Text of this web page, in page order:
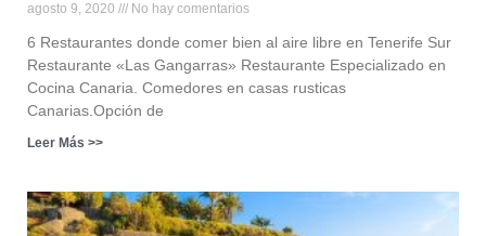
agosto 9, 2020 No hay comentarios
6 Restaurantes donde comer bien al aire libre en Tenerife Sur
Restaurante «Las Gangarras» Restaurante Especializado en
Cocina Canaria. Comedores en casas rusticas
Canarias.Opción de
Leer Más >>